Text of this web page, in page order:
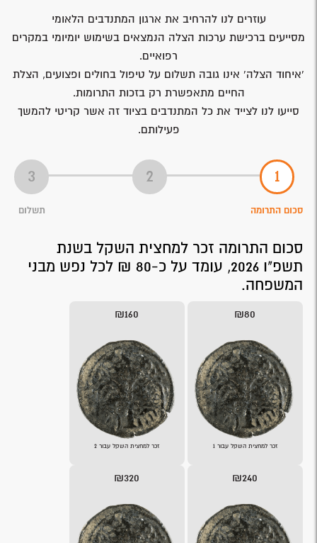
עוזרים לנו להרחיב את ארגון המתנדבים הלאומי
מסייעים ברכישת ערכות הצלה הנמצאים בשימוש יומיומי במקרים
רפואיים.
'איחוד הצלה' אינו גובה תשלום על טיפול בחולים ופצועים, הצלת
החיים מתאפשרת רק בזכות התרומות.
סייעו לנו לצייד את כל המתנדבים בציוד זה אשר קריטי להמשך
פעילותם.
סכום התרומה תשלום
סכום התרומה זכר למחצית השקל בשנת
תשפ"ו 2026, עומד על כ-80 ₪ לכל נפש מבני
המשפחה.
₪80
זכר למחצית השקל עבור 1
₪160
זכר למחצית השקל עבור 2
₪240
₪320